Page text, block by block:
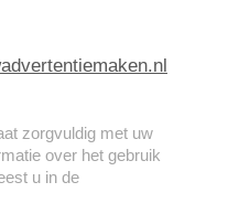
zorgvuldig met uw
over het gebruik
u in de